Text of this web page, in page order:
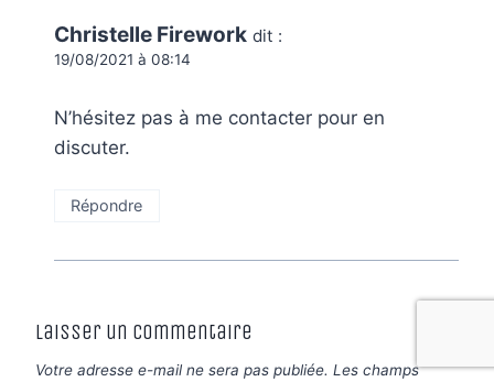
Christelle Firework dit :
19/08/2021 à 08:14
N’hésitez pas à me contacter pour en
discuter.
Répondre
Laisser un commentaire
Votre adresse e-mail ne sera pas publiée. Les champs